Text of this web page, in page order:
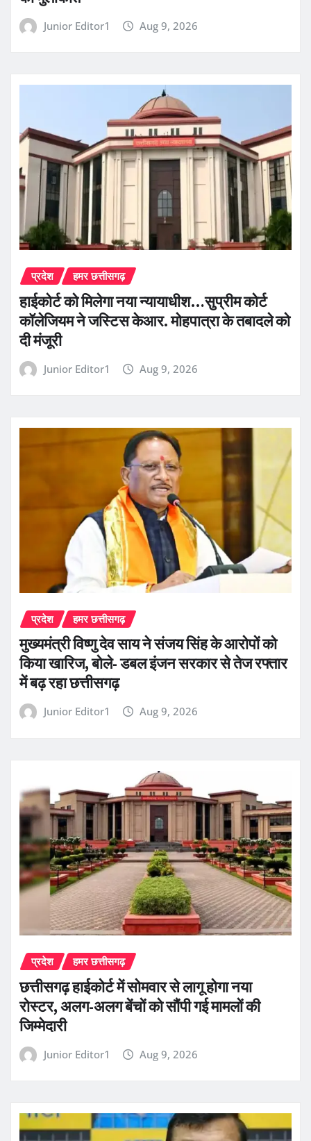
Junior Editor1 Aug 9, 2026
प्रदेश हमर छत्तीसगढ़
हाईकोर्ट को मिलेगा नया न्यायाधीश…सुप्रीम कोर्ट
कॉलेजियम ने जस्टिस केआर. मोहपात्रा के तबादले को
दी मंजूरी
Junior Editor1 Aug 9, 2026
प्रदेश हमर छत्तीसगढ़
मुख्यमंत्री विष्णु देव साय ने संजय सिंह के आरोपों को
किया खारिज, बोले- डबल इंजन सरकार से तेज रफ्तार
में बढ़ रहा छत्तीसगढ़
Junior Editor1 Aug 9, 2026
प्रदेश हमर छत्तीसगढ़
छत्तीसगढ़ हाईकोर्ट में सोमवार से लागू होगा नया
रोस्टर, अलग-अलग बेंचों को सौंपी गई मामलों की
जिम्मेदारी
Junior Editor1 Aug 9, 2026